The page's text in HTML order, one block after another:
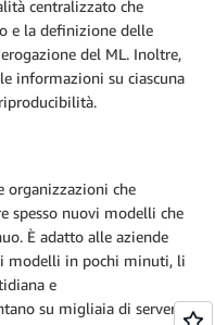
centralizzato che
e la definizione delle
del ML. Inoltre,
informazioni su ciascuna
organizzazioni che
spesso nuovi modelli che
È adatto alle aziende
modelli in pochi minuti, li
e
su migliaia di server.